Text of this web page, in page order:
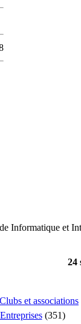
24
Clubs et associations
Entreprises(351)